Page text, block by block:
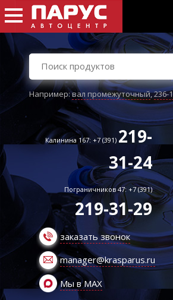
Например:вал промежуточный,236-
Калинина 167: +7 (391) 219-
31-24
Пограничников 47: +7 (391)
219-31-29
заказать звонок
manager@krasparus.ru
Мы в MAX